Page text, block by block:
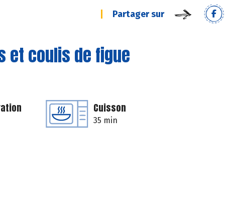
Partager sur
et coulis de figue
Cuisson
35 min